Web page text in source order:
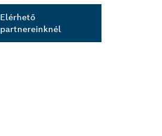
Elérhető
partnereinknél